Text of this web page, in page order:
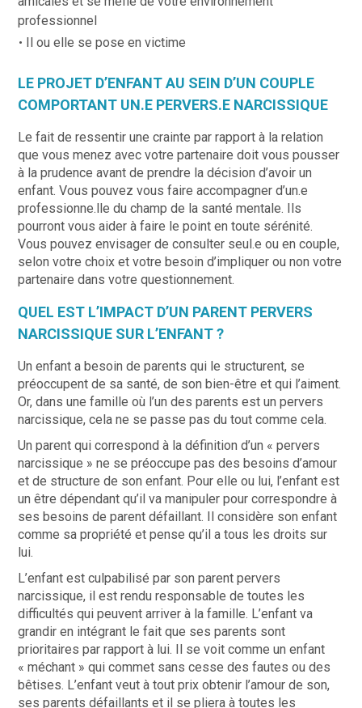
professionnel
Il ou elle se pose en victime
LE PROJET D’ENFANT AU SEIN D’UN COUPLE
COMPORTANT UN.E PERVERS.E NARCISSIQUE
Le fait de ressentir une crainte par rapport à la relation
que vous menez avec votre partenaire doit vous pousser
à la prudence avant de prendre la décision d’avoir un
enfant. Vous pouvez vous faire accompagner d’un.e
professionne.lle du champ de la santé mentale. Ils
pourront vous aider à faire le point en toute sérénité.
Vous pouvez envisager de consulter seul.e ou en couple,
selon votre choix et votre besoin d’impliquer ou non votre
partenaire dans votre questionnement.
QUEL EST L’IMPACT D’UN PARENT PERVERS
NARCISSIQUE SUR L’ENFANT ?
Un enfant a besoin de parents qui le structurent, se
préoccupent de sa santé, de son bien-être et qui l’aiment.
Or, dans une famille où l’un des parents est un pervers
narcissique, cela ne se passe pas du tout comme cela.
Un parent qui correspond à la définition d’un « pervers
narcissique » ne se préoccupe pas des besoins d’amour
et de structure de son enfant. Pour elle ou lui, l’enfant est
un être dépendant qu’il va manipuler pour correspondre à
ses besoins de parent défaillant. Il considère son enfant
comme sa propriété et pense qu’il a tous les droits sur
lui.
L’enfant est culpabilisé par son parent pervers
narcissique, il est rendu responsable de toutes les
difficultés qui peuvent arriver à la famille. L’enfant va
grandir en intégrant le fait que ses parents sont
prioritaires par rapport à lui. Il se voit comme un enfant
« méchant » qui commet sans cesse des fautes ou des
bêtises. L’enfant veut à tout prix obtenir l’amour de son,
ses parents défaillants et il se pliera à toutes les